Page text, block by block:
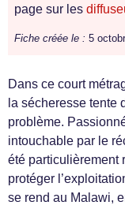
page sur les
Fiche créée le : 5
Dans ce court
la sécheresse tente
problème.
intouchable par le
été particulièrement
protéger
se rend au Malawi,